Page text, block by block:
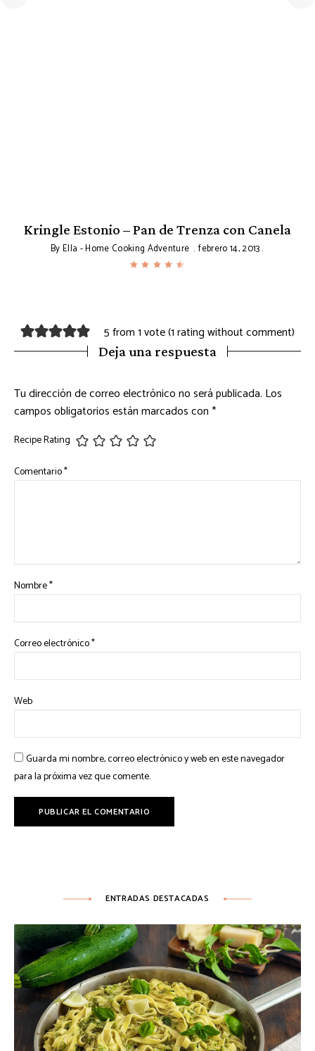
Kringle Estonio – Pan de Trenza con Canela
ByElla - Home Cooking Adventure febrero 14, 2013
5 from 1 vote (1 rating without comment)
Deja una respuesta
Tu dirección de correo electrónico no será publicada. Los
campos obligatorios están marcados con*
Recipe Rating
Comentario*
Nombre*
Correo electrónico*
Web
Guarda mi nombre, correo electrónico y web en este navegador
para la próxima vez que comente.
ENTRADAS DESTACADAS